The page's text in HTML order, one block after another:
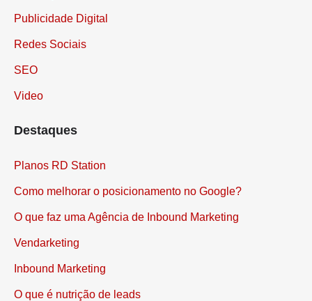
Publicidade Digital
Redes Sociais
SEO
Video
Destaques
Planos RD Station
Como melhorar o posicionamento no Google?
O que faz uma Agência de Inbound Marketing
Vendarketing
Inbound Marketing
O que é nutrição de leads